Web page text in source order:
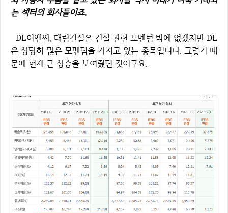
는 섹터의 회사들이죠.
DL이앤씨, 대림건설은 건설 관련 모멘텀 밖에 없겠지만 DL
은 상당히 많은 모멘텀을 가지고 있는 종목입니다. 그렇기 때
문에 현재 큰 상승을 보여줬던 것이구요.